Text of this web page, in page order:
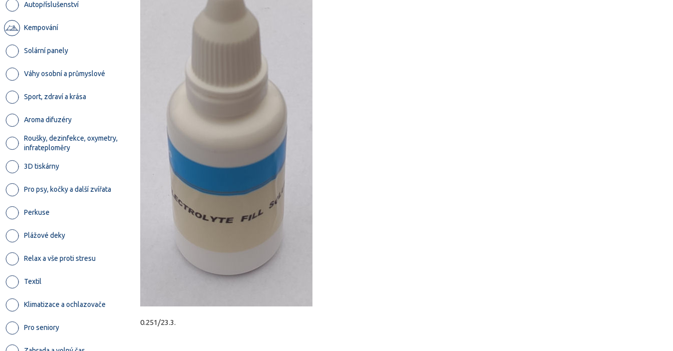
Autopříslušenství
Kempování
Solární panely
Váhy osobní a průmyslové
Sport, zdraví a krása
Aroma difuzéry
Roušky, dezinfekce, oxymetry,
infrateploměry
3D tiskárny
Pro psy, kočky a další zvířata
Perkuse
Plážové deky
Relax a vše proti stresu
Textil
Klimatizace a ochlazovače
Pro seniory
0.251/23.3.